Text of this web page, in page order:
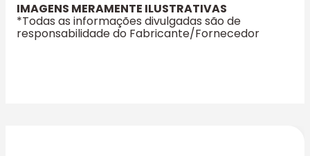
IMAGENS MERAMENTE ILUSTRATIVAS
*Todas as informações divulgadas são de
responsabilidade do Fabricante/Fornecedor